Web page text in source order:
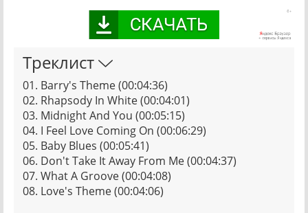
Треклист
01. Barry's Theme (00:04:36)
02. Rhapsody In White (00:04:01)
03. Midnight And You (00:05:15)
04. I Feel Love Coming On (00:06:29)
05. Baby Blues (00:05:41)
06. Don't Take It Away From Me (00:04:37)
07. What A Groove (00:04:08)
08. Love's Theme (00:04:06)